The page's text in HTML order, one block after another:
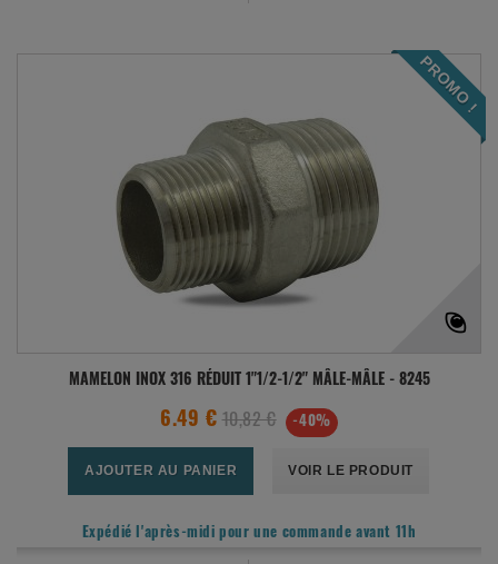
PROMO !
MAMELON INOX 316 RÉDUIT 1"1/2-1/2" MÂLE-MÂLE - 8245
6.49 € 10,82 € -40%
AJOUTER AU PANIER VOIR LE PRODUIT
Expédié l'après-midi pour une commande avant 11h